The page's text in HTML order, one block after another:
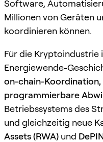
Software,
Millionen von Geräten
koordinieren können.
Für die Kryptoindustrie
Energiewende-
on-chain-Koordination,
programmierbare
Betriebssystems des
und gleichzeitig neue
Assets (RWA) und